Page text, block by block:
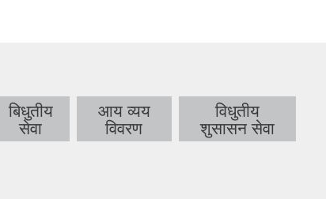
बिधुतीय
सेवा
आय व्यय
विवरण
विधुतीय
शुसासन सेवा